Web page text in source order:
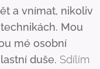
a vnímat, nikoliv
Mou
mé osobní
duše. Sdílím